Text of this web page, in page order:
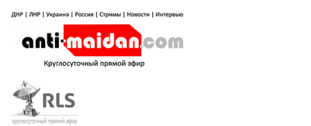
содержимому
Антимайдан: Гражданская война
на Украине
гражданской войне на Украине, включая события в Новороссии, ДНР,
ЛНР и других регионах.